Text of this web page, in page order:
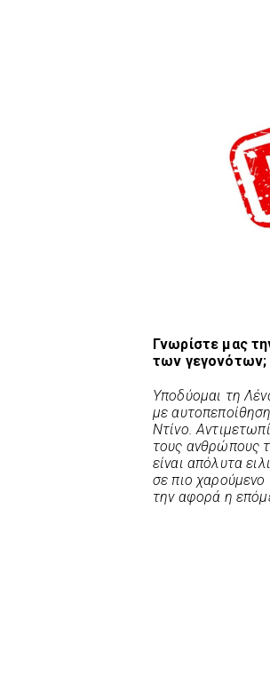
Γνωρίστε μας
των γεγονότων;
Υποδύομαι τη
με
Ντίνο.
τους ανθρώπους
είναι απόλυτα
σε πιο
την αφορά η